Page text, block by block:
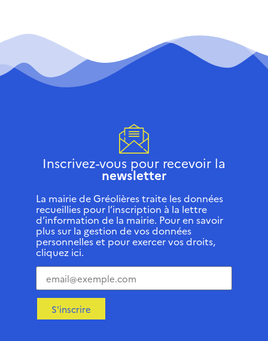
Inscrivez-vous pour recevoir la
newsletter
La mairie de Gréolières traite les données
recueillies pour l’inscription à la lettre
d’information de la mairie. Pour en savoir
plus sur la gestion de vos données
personnelles et pour exercer vos droits,
cliquez ici.
S'inscrire